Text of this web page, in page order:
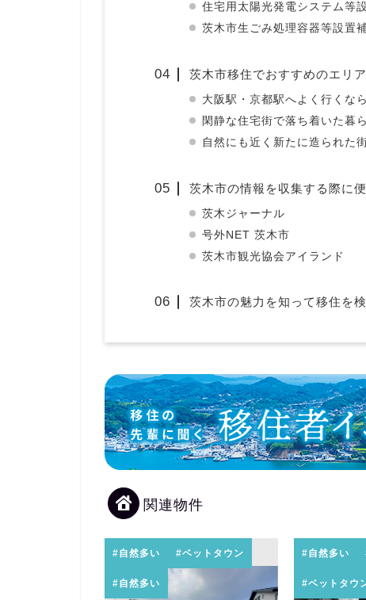
住宅用太陽光発電システム等
茨木市生ごみ処理容器等設置
茨木市移住でおすすめのエリ
大阪駅・京都駅へよく行くな
閑静な住宅街で落ち着いた暮
自然にも近く新たに造られた
茨木市の情報を収集する際に
茨木ジャーナル
号外NET 茨木市
茨木市観光協会アイランド
茨木市の魅力を知って移住を
関連物件
#自然多い #ベットタウン
#自然多い
#自然多い
#ベットタウ